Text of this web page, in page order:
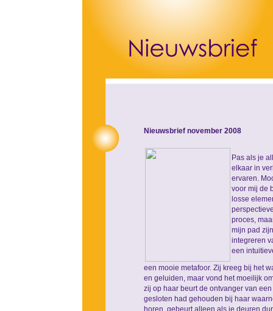
Nieuwsbrief november 2008
Pas als je
elkaar in
ervaren.
voor mij de
losse
proces,
mijn pad
integreren
een
een mooie metafoor. Zij kreeg bij het
en geluiden, maar vond het moeilijk
zij op haar beurt de ontvanger van
gesloten had gehouden bij haar
horen, gebeurt alleen als je deuren